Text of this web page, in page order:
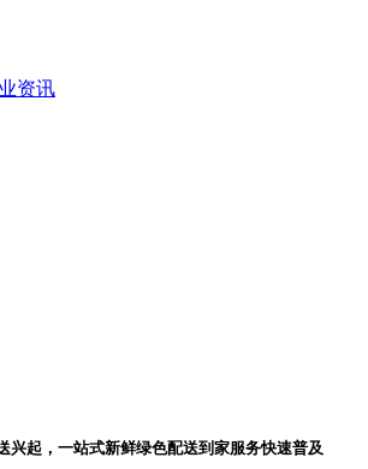
资讯
兴起，一站式新鲜绿色配送到家服务快速普及